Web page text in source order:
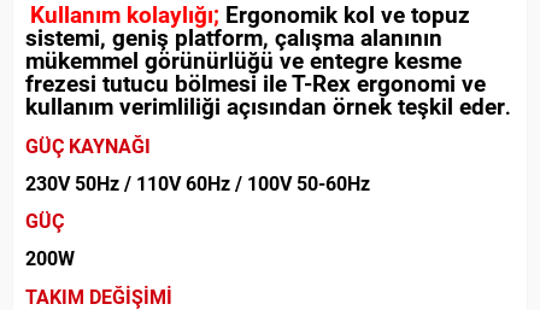
Kullanım kolaylığı; Ergonomik kol ve topuz
sistemi, geniş platform, çalışma alanının
mükemmel görünürlüğü ve entegre kesme
frezesi tutucu bölmesi ile T-Rex ergonomi ve
kullanım verimliliği açısından örnek teşkil eder.
GÜÇ KAYNAĞI
230V 50Hz / 110V 60Hz / 100V 50-60Hz
GÜÇ
200W
TAKIM DEĞİŞİMİ